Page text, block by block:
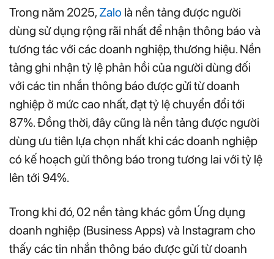
Trong năm 2025, Zalo là nền tảng được người
dùng sử dụng rộng rãi nhất để nhận thông báo và
tương tác với các doanh nghiệp, thương hiệu. Nền
tảng ghi nhận tỷ lệ phản hồi của người dùng đối
với các tin nhắn thông báo được gửi từ doanh
nghiệp ở mức cao nhất, đạt tỷ lệ chuyển đổi tới
87%. Đồng thời, đây cũng là nền tảng được người
dùng ưu tiên lựa chọn nhất khi các doanh nghiệp
có kế hoạch gửi thông báo trong tương lai với tỷ lệ
lên tới 94%.
Trong khi đó, 02 nền tảng khác gồm Ứng dụng
doanh nghiệp (Business Apps) và Instagram cho
thấy các tin nhắn thông báo được gửi từ doanh